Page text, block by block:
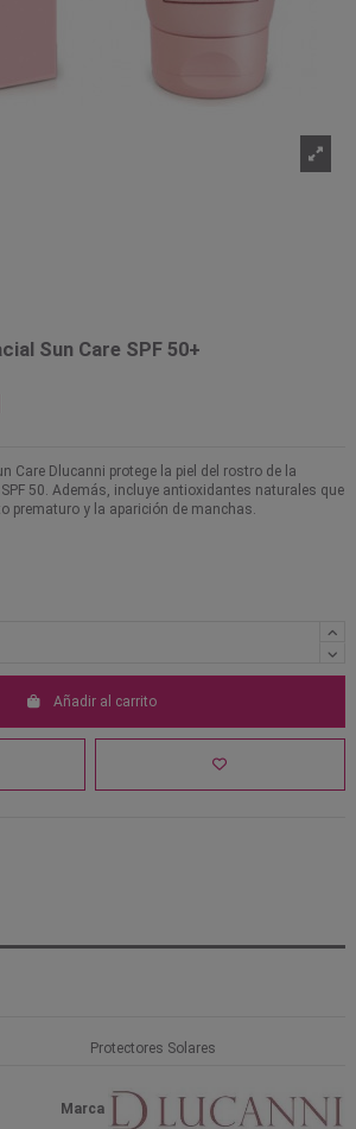
Sun Care SPF 50+
Care Dlucanni protege la piel del rostro de la
50. Además, incluye antioxidantes naturales que
prematuro y la aparición de manchas.
Añadir al carrito
Protectores Solares
Marca